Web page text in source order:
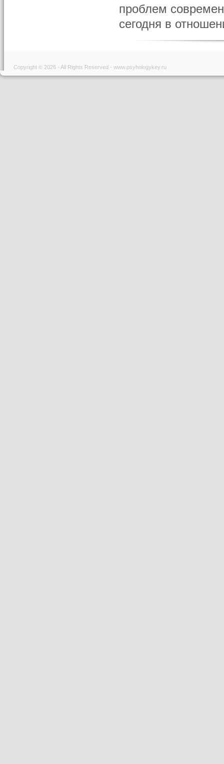
проблем
сегодня в
Copyright © 2026 - All Rights Reserved - www.psyhologykey.ru